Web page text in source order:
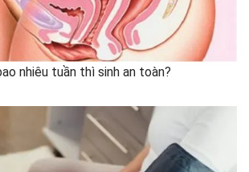
nhiêu tuần thì sinh an toàn?